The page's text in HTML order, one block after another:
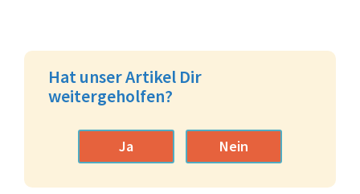
Hat unser Artikel Dir
weitergeholfen?
Ja Nein